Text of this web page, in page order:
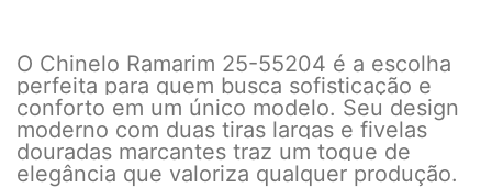
O Chinelo Ramarim 25-55204 é a escolha
perfeita para quem busca sofisticação e
conforto em um único modelo. Seu design
moderno com duas tiras largas e fivelas
douradas marcantes traz um toque de
elegância que valoriza qualquer produção.